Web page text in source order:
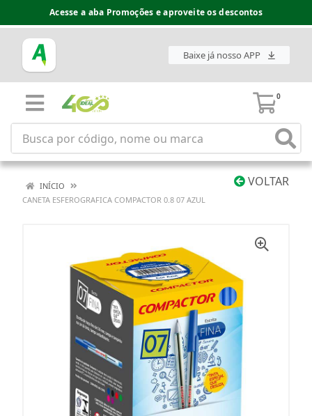
Acesse a aba Promoções e aproveite os descontos
Baixe já nosso APP
0
VOLTAR
INÍCIO
CANETA ESFEROGRAFICA COMPACTOR 0.8 07 AZUL